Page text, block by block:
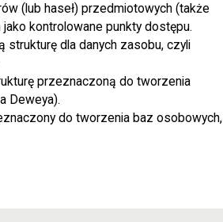
(lub haseł) przedmiotowych (także
kontrolowane punkty dostępu.
strukturę dla danych zasobu, czyli
przeznaczoną do tworzenia
Deweya).
do tworzenia baz osobowych,